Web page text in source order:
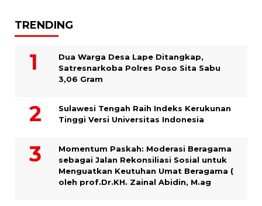
TRENDING
Dua Warga Desa Lape Ditangkap,
Satresnarkoba Polres Poso Sita Sabu
3,06 Gram
Sulawesi Tengah Raih Indeks Kerukunan
Tinggi Versi Universitas Indonesia
Momentum Paskah: Moderasi Beragama
sebagai Jalan Rekonsiliasi Sosial untuk
Menguatkan Keutuhan Umat Beragama (
oleh prof.Dr.KH. Zainal Abidin, M.ag